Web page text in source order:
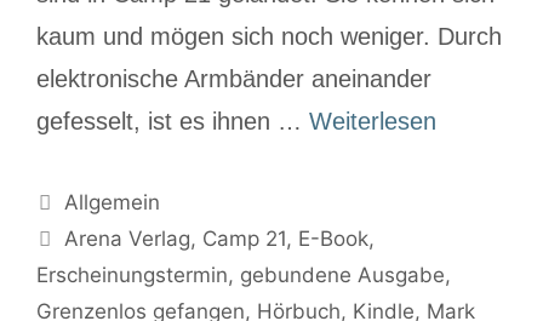
kaum und mögen sich noch weniger. Durch
elektronische Armbänder aneinander
gefesselt, ist es ihnen … Weiterlesen
Allgemein
Arena Verlag, Camp 21, E-Book,
Erscheinungstermin, gebundene Ausgabe,
Grenzenlos gefangen, Hörbuch, Kindle, Mark